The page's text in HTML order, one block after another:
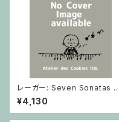
レーガー: Seven Sonatas o
p. 91 Heft 2 / ヴァイオリン
¥4,130